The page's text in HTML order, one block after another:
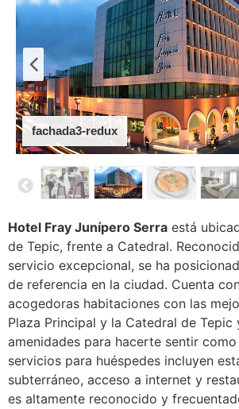
fachada3-redux
Hotel Fray Junípero Serra está
de Tepic, frente a Catedral.
servicio excepcional, se ha
de referencia en la ciudad. Cuenta
acogedoras habitaciones con las
Plaza Principal y la Catedral de
amenidades para hacerte sentir
servicios para huéspedes incluyen
subterráneo, acceso a internet y
es altamente reconocido y